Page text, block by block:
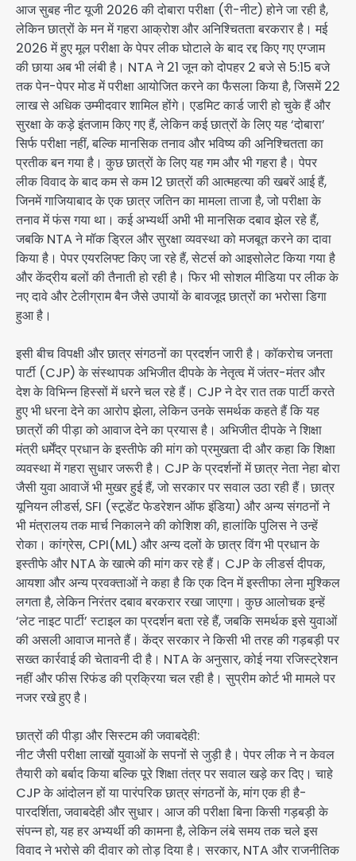
आज सुबह नीट यूजी 2026 की दोबारा परीक्षा (री-नीट) होने जा रही है,
लेकिन छात्रों के मन में गहरा आक्रोश और अनिश्चितता बरकरार है। मई
2026 में हुए मूल परीक्षा के पेपर लीक घोटाले के बाद रद्द किए गए एग्जाम
की छाया अब भी लंबी है। NTA ने 21 जून को दोपहर 2 बजे से 5:15 बजे
तक पेन-पेपर मोड में परीक्षा आयोजित करने का फैसला किया है, जिसमें 22
लाख से अधिक उम्मीदवार शामिल होंगे। एडमिट कार्ड जारी हो चुके हैं और
सुरक्षा के कड़े इंतजाम किए गए हैं, लेकिन कई छात्रों के लिए यह ‘दोबारा’
सिर्फ परीक्षा नहीं, बल्कि मानसिक तनाव और भविष्य की अनिश्चितता का
प्रतीक बन गया है। कुछ छात्रों के लिए यह गम और भी गहरा है। पेपर
लीक विवाद के बाद कम से कम 12 छात्रों की आत्महत्या की खबरें आई हैं,
जिनमें गाजियाबाद के एक छात्र जतिन का मामला ताजा है, जो परीक्षा के
तनाव में फंस गया था। कई अभ्यर्थी अभी भी मानसिक दबाव झेल रहे हैं,
जबकि NTA ने मॉक ड्रिल और सुरक्षा व्यवस्था को मजबूत करने का दावा
किया है। पेपर एयरलिफ्ट किए जा रहे हैं, सेटर्स को आइसोलेट किया गया है
और केंद्रीय बलों की तैनाती हो रही है। फिर भी सोशल मीडिया पर लीक के
नए दावे और टेलीग्राम बैन जैसे उपायों के बावजूद छात्रों का भरोसा डिगा
हुआ है।
इसी बीच विपक्षी और छात्र संगठनों का प्रदर्शन जारी है। कॉकरोच जनता
पार्टी (CJP) के संस्थापक अभिजीत दीपके के नेतृत्व में जंतर-मंतर और
देश के विभिन्न हिस्सों में धरने चल रहे हैं। CJP ने देर रात तक पार्टी करते
हुए भी धरना देने का आरोप झेला, लेकिन उनके समर्थक कहते हैं कि यह
छात्रों की पीड़ा को आवाज देने का प्रयास है। अभिजीत दीपके ने शिक्षा
मंत्री धर्मेंद्र प्रधान के इस्तीफे की मांग को प्रमुखता दी और कहा कि शिक्षा
व्यवस्था में गहरा सुधार जरूरी है। CJP के प्रदर्शनों में छात्र नेता नेहा बोरा
जैसी युवा आवाजें भी मुखर हुई हैं, जो सरकार पर सवाल उठा रही हैं। छात्र
यूनियन लीडर्स, SFI (स्टूडेंट फेडरेशन ऑफ इंडिया) और अन्य संगठनों ने
भी मंत्रालय तक मार्च निकालने की कोशिश की, हालांकि पुलिस ने उन्हें
रोका। कांग्रेस, CPI(ML) और अन्य दलों के छात्र विंग भी प्रधान के
इस्तीफे और NTA के खात्मे की मांग कर रहे हैं। CJP के लीडर्स दीपक,
आयशा और अन्य प्रवक्ताओं ने कहा है कि एक दिन में इस्तीफा लेना मुश्किल
लगता है, लेकिन निरंतर दबाव बरकरार रखा जाएगा। कुछ आलोचक इन्हें
‘लेट नाइट पार्टी’ स्टाइल का प्रदर्शन बता रहे हैं, जबकि समर्थक इसे युवाओं
की असली आवाज मानते हैं। केंद्र सरकार ने किसी भी तरह की गड़बड़ी पर
सख्त कार्रवाई की चेतावनी दी है। NTA के अनुसार, कोई नया रजिस्ट्रेशन
नहीं और फीस रिफंड की प्रक्रिया चल रही है। सुप्रीम कोर्ट भी मामले पर
नजर रखे हुए है।
छात्रों की पीड़ा और सिस्टम की जवाबदेही:
नीट जैसी परीक्षा लाखों युवाओं के सपनों से जुड़ी है। पेपर लीक ने न केवल
तैयारी को बर्बाद किया बल्कि पूरे शिक्षा तंत्र पर सवाल खड़े कर दिए। चाहे
CJP के आंदोलन हों या पारंपरिक छात्र संगठनों के, मांग एक ही है-
पारदर्शिता, जवाबदेही और सुधार। आज की परीक्षा बिना किसी गड़बड़ी के
संपन्न हो, यह हर अभ्यर्थी की कामना है, लेकिन लंबे समय तक चले इस
विवाद ने भरोसे की दीवार को तोड़ दिया है। सरकार, NTA और राजनीतिक